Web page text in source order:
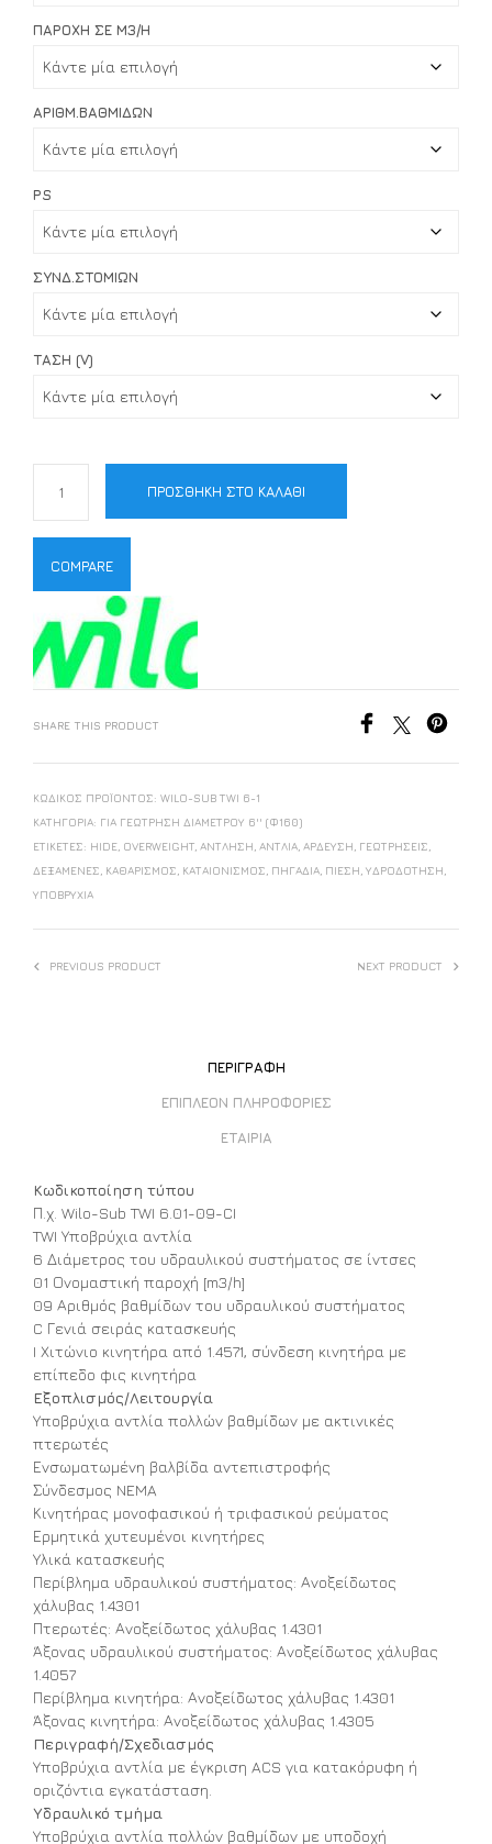
ΠΑΡΟΧΉ ΣΕ M3/H
ΑΡΙΘΜ.ΒΑΘΜΊΔΩΝ
PS
ΣΎΝΔ.ΣΤΟΜΊΩΝ
ΤΆΣΗ (V)
ΠΡΟΣΘΉΚΗ ΣΤΟ ΚΑΛΆΘΙ
COMPARE
SHARE THIS PRODUCT
ΚΩΔΙΚΌΣ ΠΡΟΪΌΝΤΟΣ: WILO-SUB TWI 6-1
ΚΑΤΗΓΟΡΊΑ: ΓΙΑ ΓΕΏΤΡΗΣΗ ΔΙΑΜΈΤΡΟΥ 6'' (Φ160)
ΕΤΙΚΈΤΕΣ: HIDE OVERWEIGHT ΆΝΤΛΗΣΗ ΑΝΤΛΊΑ ΆΡΔΕΥΣΗ ΓΕΩΤΡΉΣΕΙΣ
ΔΕΞΑΜΕΝΈΣ ΚΑΘΑΡΙΣΜΌΣ ΚΑΤΑΙΟΝΙΣΜΌΣ ΠΗΓΆΔΙΑ ΠΊΕΣΗ ΥΔΡΟΔΌΤΗΣΗ
ΥΠΟΒΡΎΧΙΑ
PREVIOUS PRODUCT NEXT PRODUCT
ΠΕΡΙΓΡΑΦΉ
ΕΠΙΠΛΈΟΝ ΠΛΗΡΟΦΟΡΊΕΣ
ΕΤΑΙΡΊΑ
Κωδικοποίηση τύπου
Π.χ. Wilo-Sub TWI 6.01-09-CI
TWI Υποβρύχια αντλία
6 Διάμετρος του υδραυλικού συστήματος σε ίντσες
01 Ονομαστική παροχή [m3/h]
09 Αριθμός βαθμίδων του υδραυλικού συστήματος
C Γενιά σειράς κατασκευής
I Χιτώνιο κινητήρα από 1.4571, σύνδεση κινητήρα με
επίπεδο φις κινητήρα
Εξοπλισμός/Λειτουργία
Υποβρύχια αντλία πολλών βαθμίδων με ακτινικές
πτερωτές
Ενσωματωμένη βαλβίδα αντεπιστροφής
Σύνδεσμος NEMA
Κινητήρας μονοφασικού ή τριφασικού ρεύματος
Ερμητικά χυτευμένοι κινητήρες
Υλικά κατασκευής
Περίβλημα υδραυλικού συστήματος: Ανοξείδωτος
χάλυβας 1.4301
Πτερωτές: Ανοξείδωτος χάλυβας 1.4301
Άξονας υδραυλικού συστήματος: Ανοξείδωτος χάλυβας
1.4057
Περίβλημα κινητήρα: Ανοξείδωτος χάλυβας 1.4301
Άξονας κινητήρα: Ανοξείδωτος χάλυβας 1.4305
Περιγραφή/Σχεδιασμός
Υποβρύχια αντλία με έγκριση ACS για κατακόρυφη ή
οριζόντια εγκατάσταση.
Υδραυλικό τμήμα
Υποβρύχια αντλία πολλών βαθμίδων με υποδοχή